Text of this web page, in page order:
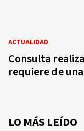
ACTUALIDAD
Consulta
requiere de
LO MÁS LEÍDO